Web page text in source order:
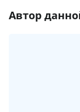
Автор